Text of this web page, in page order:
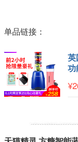
单品链接：
¥